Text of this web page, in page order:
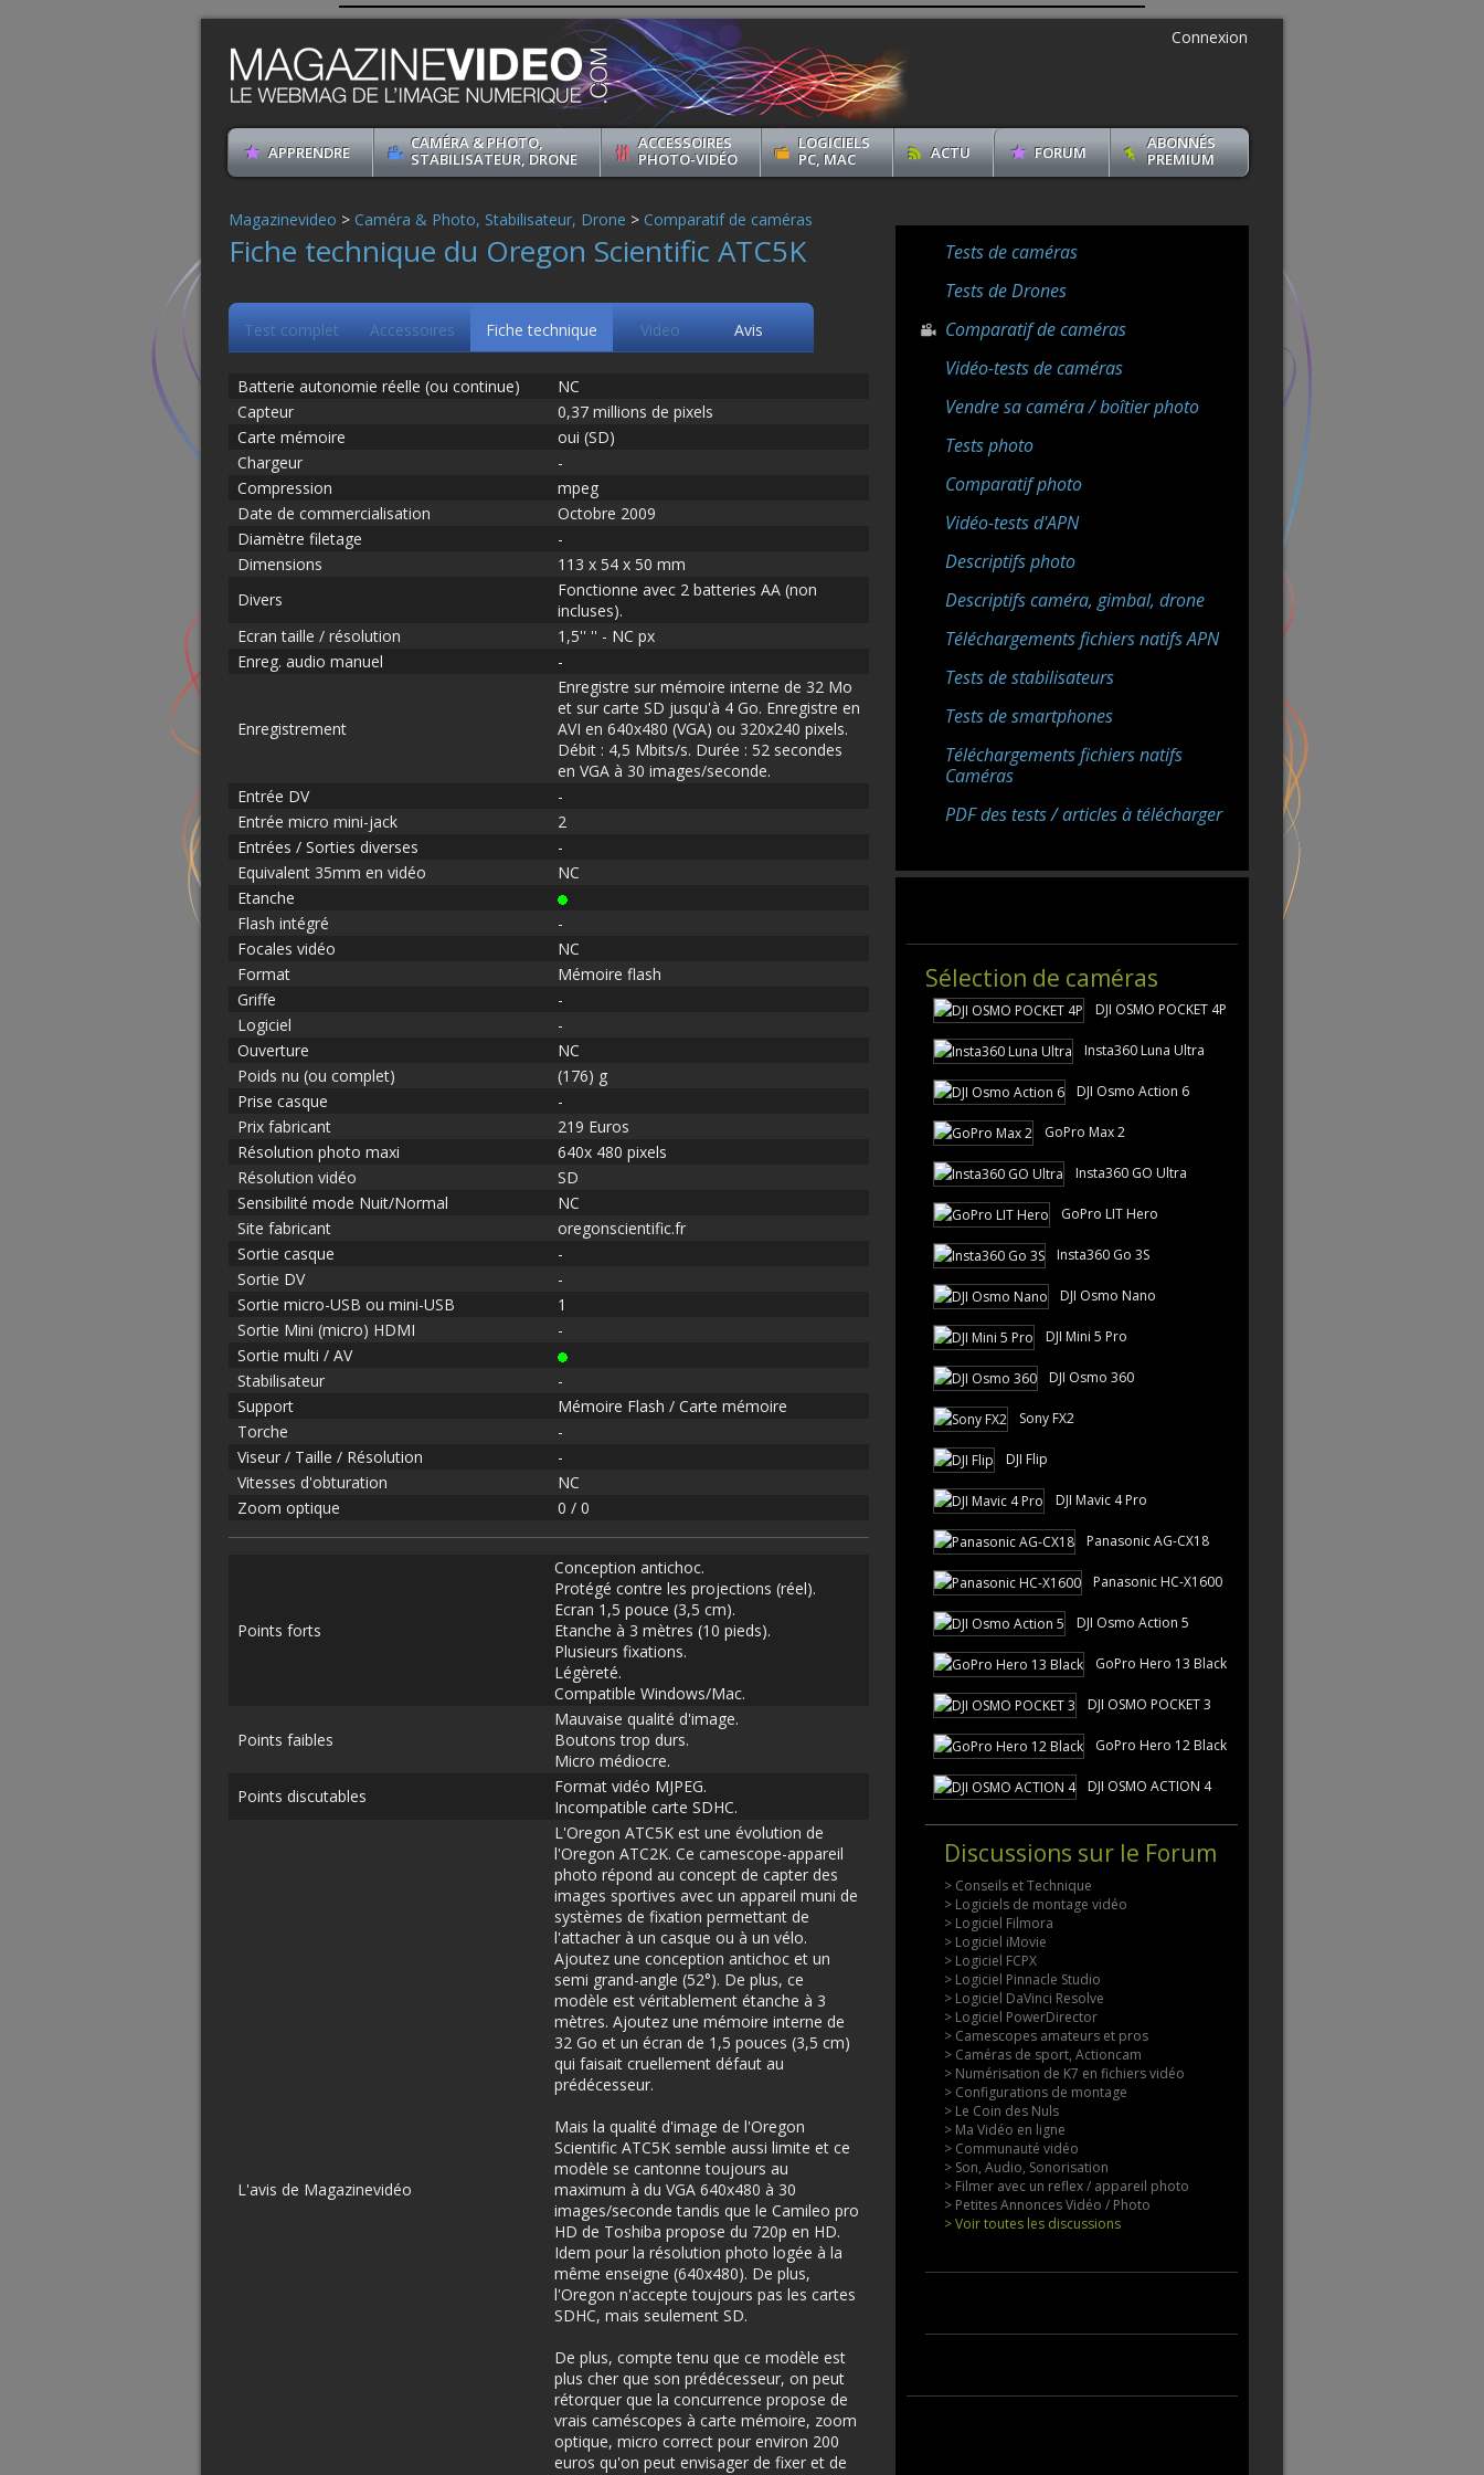
Connexion
APPRENDRE
CAMÉRA & PHOTO,
STABILISATEUR, DRONE
ACCESSOIRES
PHOTO-VIDÉO
LOGICIELS
PC, MAC
ACTU FORUM
ABONNÉS
PREMIUM
Magazinevideo > Caméra & Photo, Stabilisateur, Drone > Comparatif de caméras
Fiche technique du Oregon Scientific ATC5K
Test complet Accessoires Fiche technique Video Avis
Batterie autonomie réelle (ou continue)
NC
Capteur
0,37 millions de pixels
Carte mémoire
oui (SD)
Chargeur
-
Compression
mpeg
Date de commercialisation
Octobre 2009
Diamètre filetage
-
Dimensions
113 x 54 x 50 mm
Divers
Fonctionne avec 2 batteries AA (non
incluses).
Ecran taille / résolution
1,5'' '' - NC px
Enreg. audio manuel
-
Enregistrement
Enregistre sur mémoire interne de 32 Mo
et sur carte SD jusqu'à 4 Go. Enregistre en
AVI en 640x480 (VGA) ou 320x240 pixels.
Débit : 4,5 Mbits/s. Durée : 52 secondes
en VGA à 30 images/seconde.
Entrée DV
-
Entrée micro mini-jack
2
Entrées / Sorties diverses
-
Equivalent 35mm en vidéo
NC
Etanche
Flash intégré
-
Focales vidéo
NC
Format
Mémoire flash
Griffe
-
Logiciel
-
Ouverture
NC
Poids nu (ou complet)
(176) g
Prise casque
-
Prix fabricant
219 Euros
Résolution photo maxi
640x 480 pixels
Résolution vidéo
SD
Sensibilité mode Nuit/Normal
NC
Site fabricant
oregonscientific.fr
Sortie casque
-
Sortie DV
-
Sortie micro-USB ou mini-USB
1
Sortie Mini (micro) HDMI
-
Sortie multi / AV
Stabilisateur
-
Support
Mémoire Flash / Carte mémoire
Torche
-
Viseur / Taille / Résolution
-
Vitesses d'obturation
NC
Zoom optique
0 / 0
Points forts
Conception antichoc.
Protégé contre les projections (réel).
Ecran 1,5 pouce (3,5 cm).
Etanche à 3 mètres (10 pieds).
Plusieurs fixations.
Légèreté.
Compatible Windows/Mac.
Points faibles
Mauvaise qualité d'image.
Boutons trop durs.
Micro médiocre.
Points discutables
Format vidéo MJPEG.
Incompatible carte SDHC.
L'avis de Magazinevidéo
L'Oregon ATC5K est une évolution de
l'Oregon ATC2K. Ce camescope-appareil
photo répond au concept de capter des
images sportives avec un appareil muni de
systèmes de fixation permettant de
l'attacher à un casque ou à un vélo.
Ajoutez une conception antichoc et un
semi grand-angle (52°). De plus, ce
modèle est véritablement étanche à 3
mètres. Ajoutez une mémoire interne de
32 Go et un écran de 1,5 pouces (3,5 cm)
qui faisait cruellement défaut au
prédécesseur.
Mais la qualité d'image de l'Oregon
Scientific ATC5K semble aussi limite et ce
modèle se cantonne toujours au
maximum à du VGA 640x480 à 30
images/seconde tandis que le Camileo pro
HD de Toshiba propose du 720p en HD.
Idem pour la résolution photo logée à la
même enseigne (640x480). De plus,
l'Oregon n'accepte toujours pas les cartes
SDHC, mais seulement SD.
De plus, compte tenu que ce modèle est
plus cher que son prédécesseur, on peut
rétorquer que la concurrence propose de
vrais caméscopes à carte mémoire, zoom
optique, micro correct pour environ 200
euros qu'on peut envisager de fixer et de
Tests de caméras
Tests de Drones
Comparatif de caméras
Vidéo-tests de caméras
Vendre sa caméra / boîtier photo
Tests photo
Comparatif photo
Vidéo-tests d'APN
Descriptifs photo
Descriptifs caméra, gimbal, drone
Téléchargements fichiers natifs APN
Tests de stabilisateurs
Tests de smartphones
Téléchargements fichiers natifs
Caméras
PDF des tests / articles à télécharger
Sélection de caméras
DJI OSMO POCKET 4P
Insta360 Luna Ultra
DJI Osmo Action 6
GoPro Max 2
Insta360 GO Ultra
GoPro LIT Hero
Insta360 Go 3S
DJI Osmo Nano
DJI Mini 5 Pro
DJI Osmo 360
Sony FX2
DJI Flip
DJI Mavic 4 Pro
Panasonic AG-CX18
Panasonic HC-X1600
DJI Osmo Action 5
GoPro Hero 13 Black
DJI OSMO POCKET 3
GoPro Hero 12 Black
DJI OSMO ACTION 4
Discussions sur le Forum
> Conseils et Technique
> Logiciels de montage vidéo
> Logiciel Filmora
> Logiciel iMovie
> Logiciel FCPX
> Logiciel Pinnacle Studio
> Logiciel DaVinci Resolve
> Logiciel PowerDirector
> Camescopes amateurs et pros
> Caméras de sport, Actioncam
> Numérisation de K7 en fichiers vidéo
> Configurations de montage
> Le Coin des Nuls
> Ma Vidéo en ligne
> Communauté vidéo
> Son, Audio, Sonorisation
> Filmer avec un reflex / appareil photo
> Petites Annonces Vidéo / Photo
> Voir toutes les discussions